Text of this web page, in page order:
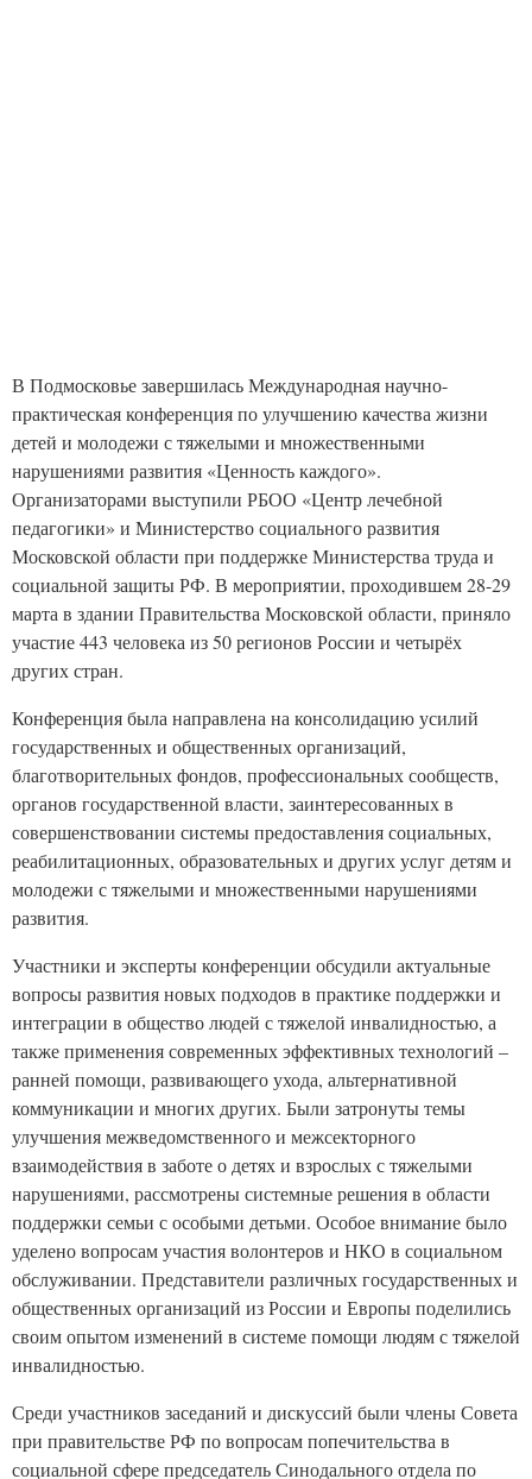
В Подмосковье завершилась Международная научно-
практическая конференция по улучшению качества жизни
детей и молодежи с тяжелыми и множественными
нарушениями развития «Ценность каждого».
Организаторами выступили РБОО «Центр лечебной
педагогики» и Министерство социального развития
Московской области при поддержке Министерства труда и
социальной защиты РФ. В мероприятии, проходившем 28-29
марта в здании Правительства Московской области, приняло
участие 443 человека из 50 регионов России и четырёх
других стран.
Конференция была направлена на консолидацию усилий
государственных и общественных организаций,
благотворительных фондов, профессиональных сообществ,
органов государственной власти, заинтересованных в
совершенствовании системы предоставления социальных,
реабилитационных, образовательных и других услуг детям и
молодежи с тяжелыми и множественными нарушениями
развития.
Участники и эксперты конференции обсудили актуальные
вопросы развития новых подходов в практике поддержки и
интеграции в общество людей с тяжелой инвалидностью, а
также применения современных эффективных технологий –
ранней помощи, развивающего ухода, альтернативной
коммуникации и многих других. Были затронуты темы
улучшения межведомственного и межсекторного
взаимодействия в заботе о детях и взрослых с тяжелыми
нарушениями, рассмотрены системные решения в области
поддержки семьи с особыми детьми. Особое внимание было
уделено вопросам участия волонтеров и НКО в социальном
обслуживании. Представители различных государственных и
общественных организаций из России и Европы поделились
своим опытом изменений в системе помощи людям с тяжелой
инвалидностью.
Среди участников заседаний и дискуссий были члены Совета
при правительстве РФ по вопросам попечительства в
социальной сфере председатель Синодального отдела по